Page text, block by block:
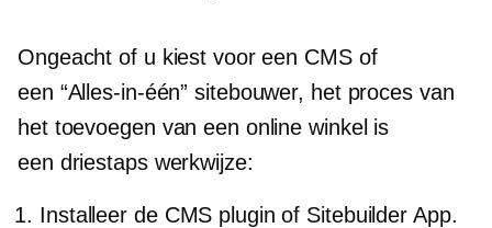
Ongeacht of u kiest voor een CMS of
een “Alles-in-één” sitebouwer, het proces van
het toevoegen van een online winkel is
een driestapswerkwijze:
Installeer de CMS plugin of Sitebuilder App.